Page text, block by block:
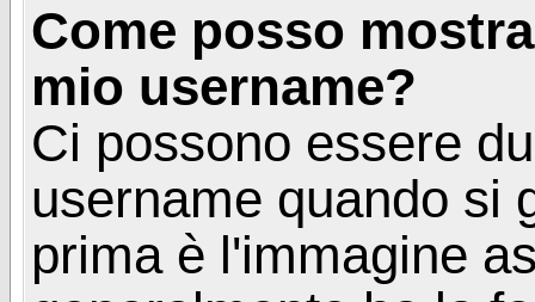
Come posso
mio username?
Ci possono essere
username quando si
prima è l'immagine